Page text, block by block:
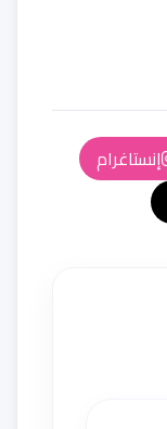
إنستاغرام